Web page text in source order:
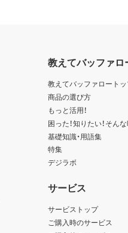
教えてバッファロ
教えてバッファロート
商品の選び方
もっと活用！
困った！知りたい！そん
基礎知識・用語集
特集
デジラボ
サービス
サービストップ
ご購入時のサービス